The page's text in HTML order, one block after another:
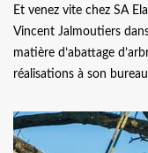
Et venez vite chez SA
Vincent Jalmoutiers
matière d’abattage
réalisations à son